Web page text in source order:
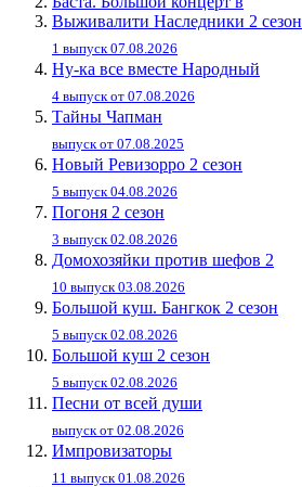
Выживалити Наследники 2 сезон
1 выпуск 07.08.2026
Ну-ка все вместе Народный
4 выпуск от 07.08.2026
Тайны Чапман
выпуск от 07.08.2025
Новый Ревизорро 2 сезон
5 выпуск 04.08.2026
Погоня 2 сезон
3 выпуск 02.08.2026
Домохозяйки против шефов 2
10 выпуск 03.08.2026
Большой куш. Бангкок 2 сезон
5 выпуск 02.08.2026
Большой куш 2 сезон
5 выпуск 02.08.2026
Песни от всей души
выпуск от 02.08.2026
Импровизаторы
11 выпуск 01.08.2026